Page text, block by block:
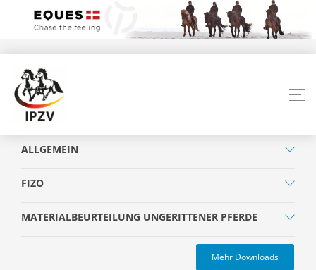
ALLGEMEIN
FIZO
MATERIALBEURTEILUNG UNGERITTENER PFERDE
Mehr Downloads